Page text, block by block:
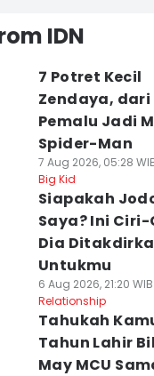
IDN
7 Potret Kecil
Zendaya, dari
Pemalu Jadi
Spider-Man
7 Aug 2026, 05:28
Big Kid
Siapakah
Saya? Ini Ciri-
Dia
Untukmu
6 Aug 2026, 21:20 WIB
Relationship
Tahukah
Tahun Lahir
May MCU